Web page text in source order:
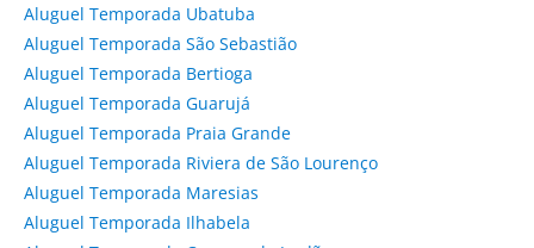
Aluguel Temporada Ubatuba
Aluguel Temporada São Sebastião
Aluguel Temporada Bertioga
Aluguel Temporada Guarujá
Aluguel Temporada Praia Grande
Aluguel Temporada Riviera de São Lourenço
Aluguel Temporada Maresias
Aluguel Temporada Ilhabela